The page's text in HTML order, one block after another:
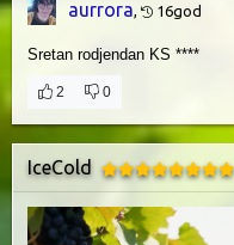
aurrora, 16god
Sretan rodjendan KS ****
2 0
IceCold